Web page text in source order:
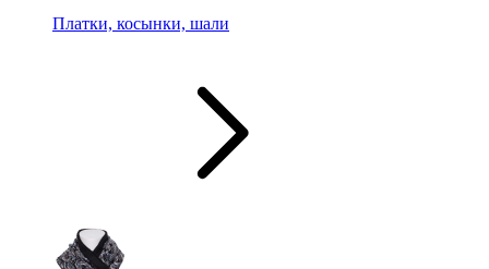
Платки, косынки, шали